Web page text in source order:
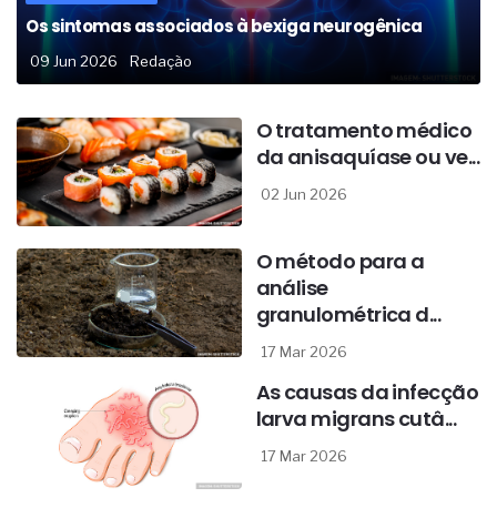
Os sintomas associados à bexiga neurogênica
09 Jun 2026 Redação
O tratamento médico
da anisaquíase ou ve...
02 Jun 2026
O método para a
análise
granulométrica d...
17 Mar 2026
As causas da infecção
larva migrans cutâ...
17 Mar 2026